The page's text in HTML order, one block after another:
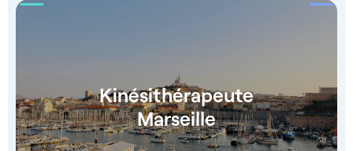
Kinésithérapeute
Marseille